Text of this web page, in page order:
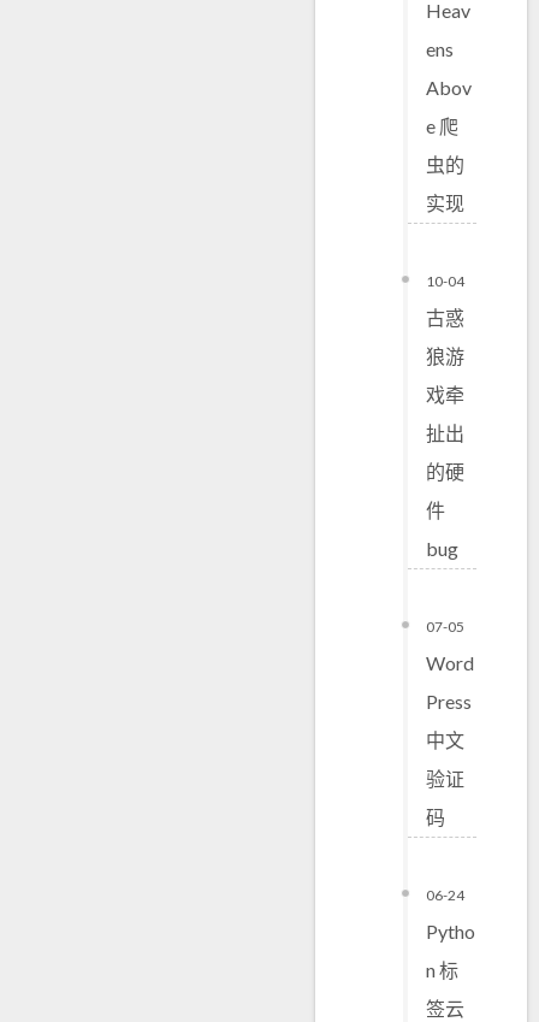
Heav
ens
Abov
e 爬
虫的
实现
10-04
古惑
狼游
戏牵
扯出
的硬
件
bug
07-05
Word
Press
中文
验证
码
06-24
Pytho
n 标
签云